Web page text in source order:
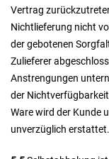
Vertrag
Nichtlieferung nicht
der gebotenen
Zulieferer
Anstrengungen
der
Ware wird der Kunde
unverzüglich erstattet.